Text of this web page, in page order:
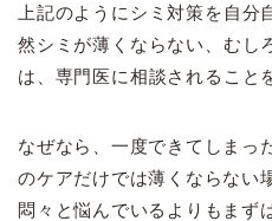
上記のようにシミ対策を自
然シミが薄くならない、むし
は、専門医に相談されること
なぜなら、一度できてしまっ
のケアだけでは薄くならない
悶々と悩んでいるよりもまず